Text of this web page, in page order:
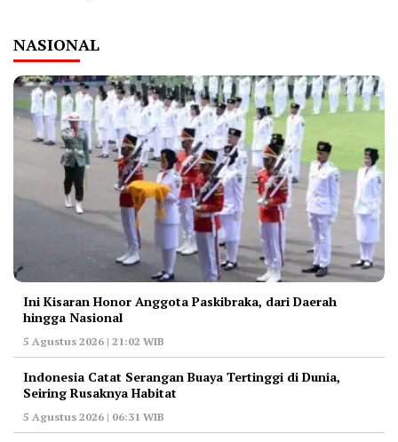
NASIONAL
Ini Kisaran Honor Anggota Paskibraka, dari Daerah
hingga Nasional
5 Agustus 2026 | 21:02 WIB
Indonesia Catat Serangan Buaya Tertinggi di Dunia,
Seiring Rusaknya Habitat
5 Agustus 2026 | 06:31 WIB